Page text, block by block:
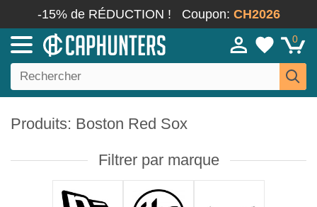
-15% de RÉDUCTION ! Coupon: CH2026
0
Produits: Boston Red Sox
Filtrer par marque